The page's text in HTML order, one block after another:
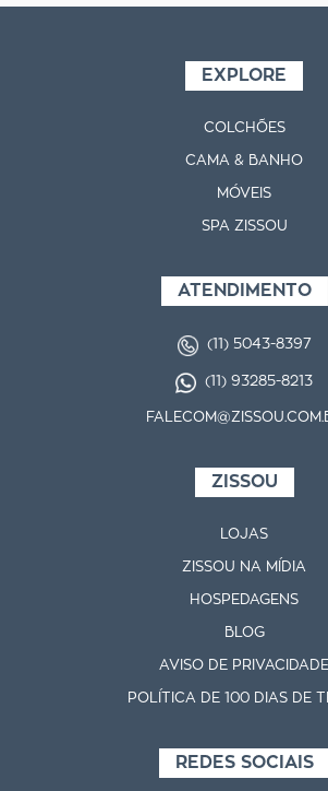
EXPLORE
COLCHÕES
CAMA & BANHO
MÓVEIS
SPA ZISSOU
ATENDIMENTO
(11) 5043-8397
(11) 93285-8213
ZISSOU
LOJAS
ZISSOU NA MÍDIA
HOSPEDAGENS
BLOG
AVISO DE PRIVACIDADE
POLÍTICA DE 100 DIAS DE
REDES SOCIAIS